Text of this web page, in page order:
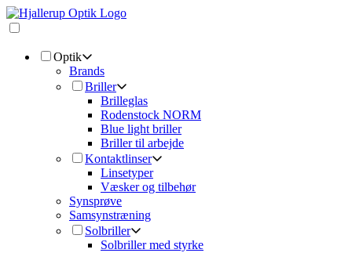
Optik
Brands
Briller
Brilleglas
Rodenstock NORM
Blue light briller
Briller til arbejde
Kontaktlinser
Linsetyper
Væsker og tilbehør
Synsprøve
Samsynstræning
Solbriller
Solbriller med styrke